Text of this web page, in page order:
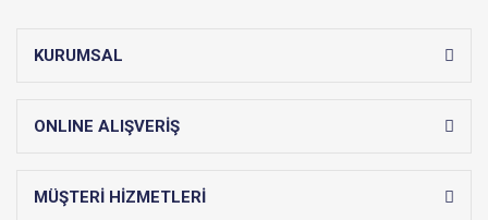
KURUMSAL
ONLINE ALIŞVERİŞ
MÜŞTERİ HİZMETLERİ